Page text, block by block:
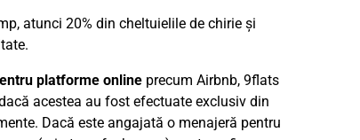
atunci 20% din cheltuielile de chirie și
platforme onlineprecum Airbnb, 9flats
acestea au fost efectuate exclusiv din
Dacă este angajată o menajeră pentru